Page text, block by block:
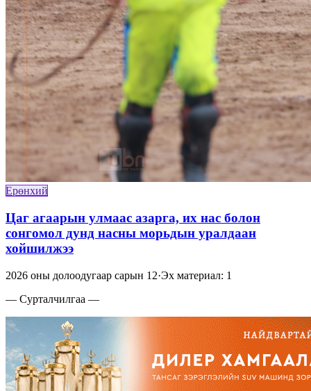
Ерөнхий
Цаг агаарын улмаас азарга, их нас болон
сонгомол дунд насны морьдын уралдаан
хойшилжээ
2026 оны долоодугаар сарын 12·Эх материал: 1
— Сурталчилгаа —